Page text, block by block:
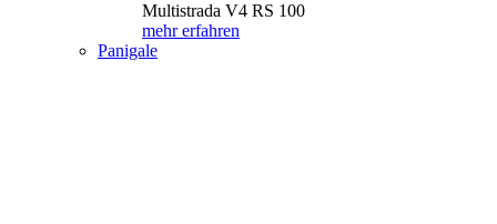
Multistrada V4 RS 100
mehr erfahren
Panigale